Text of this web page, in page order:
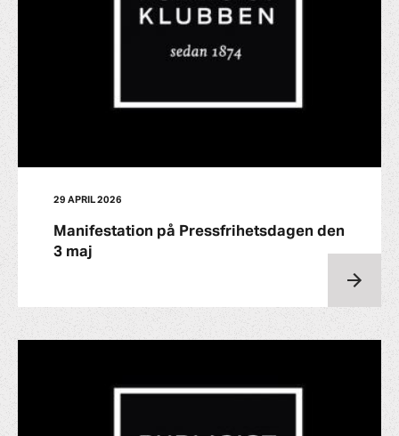
29 APRIL 2026
Manifestation på Pressfrihetsdagen den
3 maj